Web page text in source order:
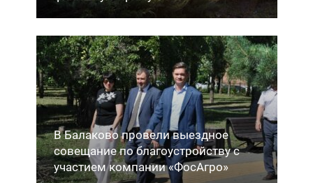
В Балаково провели выездное
совещание по благоустройству с
участием компании «ФосАгро»